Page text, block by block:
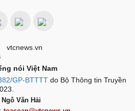
nói Việt Nam
GP-BTTTT do Bộ Thông tin Truyền
Ngô Văn Hải